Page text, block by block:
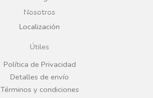
b
o
o
g
r
Nosotros
Localización
Útiles
Política de Privacidad
Detalles de envío
Términos y condiciones